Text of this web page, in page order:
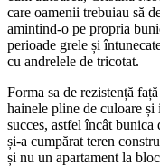
care oamenii trebuiau să
amintind-o pe propria
perioade grele și
cu andrelele de tricotat.
Forma sa de rezistență
hainele pline de culoare și
succes, astfel încât bunica
și-a cumpărat teren
și nu un apartament la